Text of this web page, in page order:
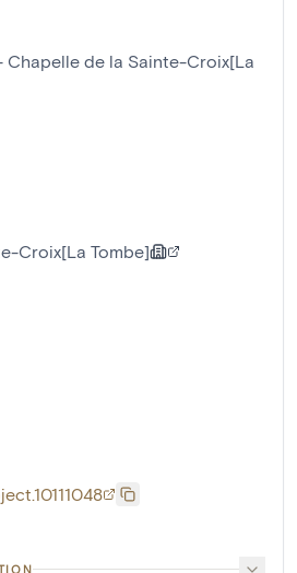
de la Sainte-Croix[La
Croix[La Tombe]